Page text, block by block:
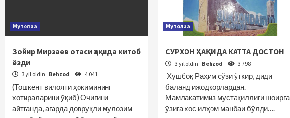
Мутолаа
Зойир Мирзаев отаси ҳақида китоб
ёзди
3 yil oldin Behzod 4 041
(Тошкент вилояти ҳокимининг
хотираларини ўқиб) Очиғини
айтганда, агарда довруқли мулозим
Мутолаа
СУРХОН ҲАҚИДА КАТТА ДОСТОН
3 yil oldin Behzod 3 798
Хушбоқ Раҳим cўзи ўткир, диди
баланд ижодкорлардан.
Мамлакатимиз мустақиллиги шоирга
ўзига хос илҳом манбаи бўлди….